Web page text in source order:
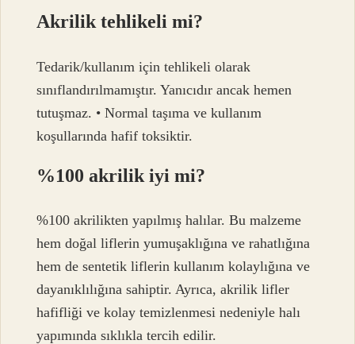
Akrilik tehlikeli mi?
Tedarik/kullanım için tehlikeli olarak
sınıflandırılmamıştır. Yanıcıdır ancak hemen
tutuşmaz. • Normal taşıma ve kullanım
koşullarında hafif toksiktir.
%100 akrilik iyi mi?
%100 akrilikten yapılmış halılar. Bu malzeme
hem doğal liflerin yumuşaklığına ve rahatlığına
hem de sentetik liflerin kullanım kolaylığına ve
dayanıklılığına sahiptir. Ayrıca, akrilik lifler
hafifliği ve kolay temizlenmesi nedeniyle halı
yapımında sıklıkla tercih edilir.